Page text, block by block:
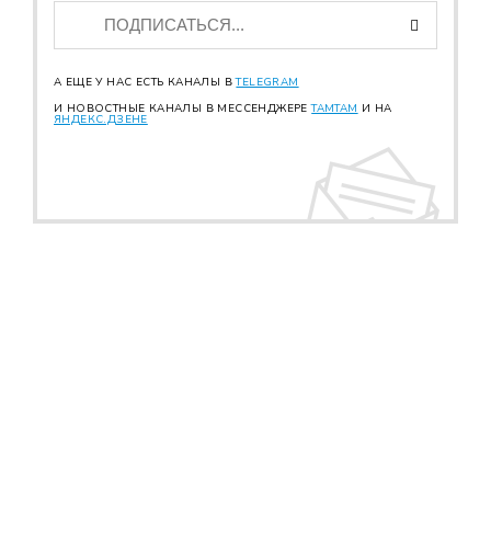
А ЕЩЕ У НАС ЕСТЬ КАНАЛЫ ВTELEGRAM
И НОВОСТНЫЕ КАНАЛЫ В МЕССЕНДЖЕРЕTAMTAM И НА
ЯНДЕКС.ДЗЕНЕ